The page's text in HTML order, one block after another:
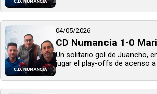
04/05/2026
CD Numancia 1-0
Un solitario gol de Juancho,
jugar el play-offs de acenso a